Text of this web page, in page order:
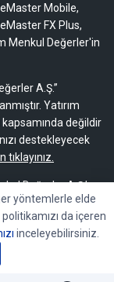
Mobile,
FX Plus,
Menkul Değerler'in
A.Ş.”
Yatırım
kapsamında değildir
destekleyecek
Değerler A.Ş.’ye
tarafından
yöntemlerle elde
da içeren
inceleyebilirsiniz.